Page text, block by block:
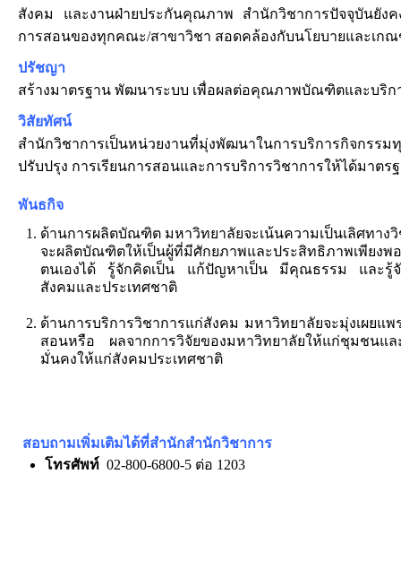
สังคม และงานฝ่ายประกันคุณภาพ สำนักวิชาการปัจจุบันยังค
การสอนของทุกคณะ/สาขาวิชา สอดคล้องกับนโยบายและเก
ปรัชญา
สร้างมาตรฐาน พัฒนาระบบ เพื่อผลต่อคุณภาพบัณฑิตและบริก
วิสัยทัศน์
สำนักวิชาการเป็นหน่วยงานที่มุ่งพัฒนาในการบริการกิจกรรม
ปรับปรุง การเรียนการสอนและการบริการวิชาการให้ได้มาตร
พันธกิจ
ด้านการผลิตบัณฑิต มหาวิทยาลัยจะเน้นความเป็นเลิศทาง
จะผลิตบัณฑิตให้เป็นผู้ที่มีศักยภาพและประสิทธิภาพเพียงพ
ตนเองได้ รู้จักคิดเป็น แก้ปัญหาเป็น มีคุณธรรม และรู้จัก
สังคมและประเทศชาติ
ด้านการบริการวิชาการแก่สังคม มหาวิทยาลัยจะมุ่งเผยแ
สอนหรือ ผลจากการวิจัยของมหาวิทยาลัยให้แก่ชุมชนแ
มั่นคงให้แก่สังคมประเทศชาติ
สอบถามเพิ่มเติมได้ที่สำนักสำนักวิชาการ
โทรศัพท์02-800-6800-5 ต่อ 1203